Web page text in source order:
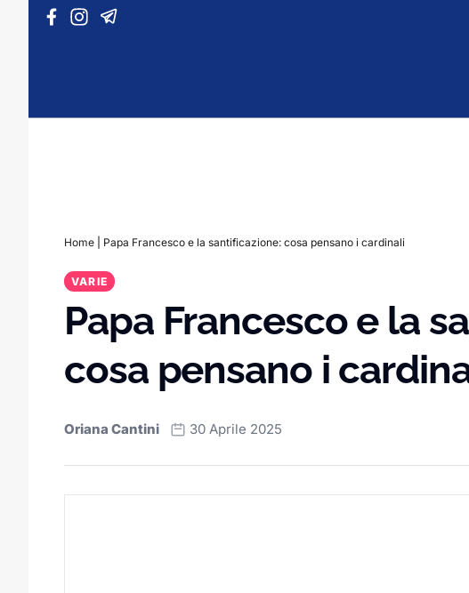
Vai al contenuto
Home Papa Francesco e la santificazione: cosa pensano i cardinali
VARIE
Papa Francesco e la
cosa pensano i
Oriana Cantini 30 Aprile 2025